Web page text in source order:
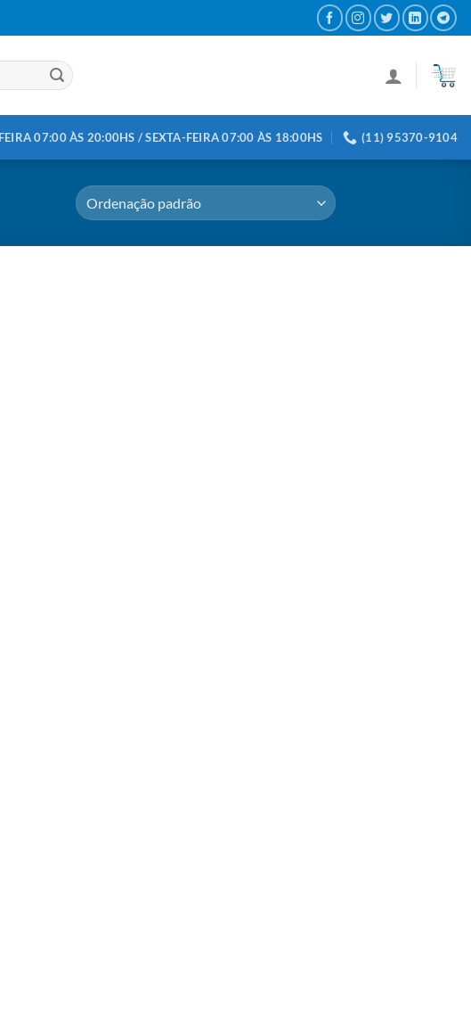
07:00 ÀS 20:00HS / SEXTA-FEIRA 07:00 ÀS 18:00HS (11) 95370-9104